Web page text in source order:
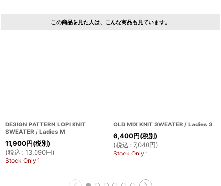
この商品を見た人は、こんな商品も見ています。
DESIGN PATTERN LOPI KNIT
SWEATER / Ladies M
11,900円(税別)
(税込: 13,090円)
Stock Only 1
OLD MIX KNIT SWEATER / Ladies S
6,400円(税別)
(税込: 7,040円)
Stock Only 1